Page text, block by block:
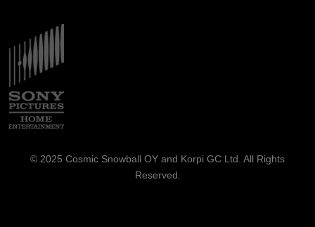
Immagine
© 2025 Cosmic Snowball OY and Korpi GC Ltd. All Rights
Reserved.